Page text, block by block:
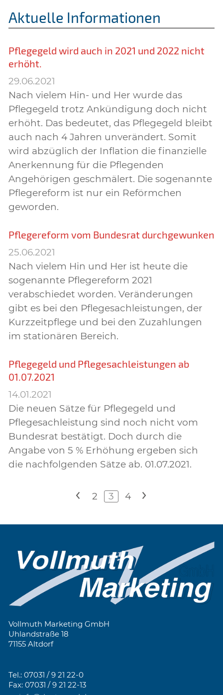
Aktuelle Informationen
Pflegegeld wird auch in 2021 und 2022 nicht
erhöht.
29.06.2021
Nach vielem Hin- und Her wurde das
Pflegegeld trotz Ankündigung doch nicht
erhöht. Das bedeutet, das Pflegegeld bleibt
auch nach 4 Jahren unverändert. Somit
wird abzüglich der Inflation die finanzielle
Anerkennung für die Pflegenden
Angehörigen geschmälert. Die sogenannte
Pflegereform ist nur ein Reförmchen
geworden.
Pflegereform vom Bundesrat durchgewunken
25.06.2021
Nach vielem Hin und Her ist heute die
sogenannte Pflegereform 2021
verabschiedet worden. Veränderungen
gibt es bei den Pflegesachleistungen, der
Kurzzeitpflege und bei den Zuzahlungen
im stationären Bereich.
Pflegegeld und Pflegesachleistungen ab
01.07.2021
14.01.2021
Die neuen Sätze für Pflegegeld und
Pflegesachleistung sind noch nicht vom
Bundesrat bestätigt. Doch durch die
Angabe von 5 % Erhöhung ergeben sich
die nachfolgenden Sätze ab. 01.07.2021.
< 2 3 4 >
Vollmuth Marketing GmbH
Uhlandstraße 18
71155 Altdorf
Tel.: 07031 / 9 21 22-0
Fax: 07031 / 9 21 22-13